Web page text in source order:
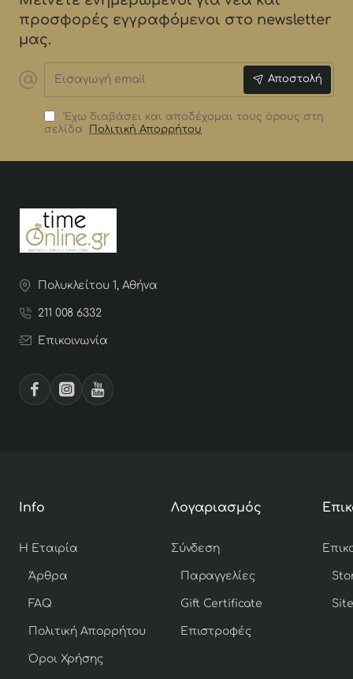
προσφορές εγγραφόμενοι στο newsletter
μας.
email
Αποστολή
Έχω διαβάσει και αποδέχομαι τους όρους στη
σελίδα
Πολιτική Απορρήτου
Πολυκλείτου 1, Αθήνα
211 008 6332
Επικοινωνία
Info
Η Εταιρία
Άρθρα
FAQ
Πολιτική Απορρήτου
Όροι Χρήσης
Λογαριασμός
Σύνδεση
Παραγγελίες
Gift Certificate
Επιστροφές